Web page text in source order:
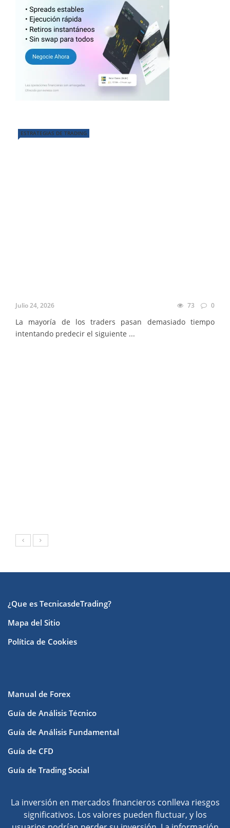
ESTRATEGIAS DE TRADING
Julio 24, 2026 73 0
La mayoría de los traders pasan demasiado tiempo
intentando predecir el siguiente ...
¿Que es TecnicasdeTrading?
Mapa del Sitio
Política de Cookies
Manual de Forex
Guía de Análisis Técnico
Guía de Análisis Fundamental
Guía de CFD
Guía de Trading Social
La inversión en mercados financieros conlleva riesgos
significativos. Los valores pueden fluctuar, y los